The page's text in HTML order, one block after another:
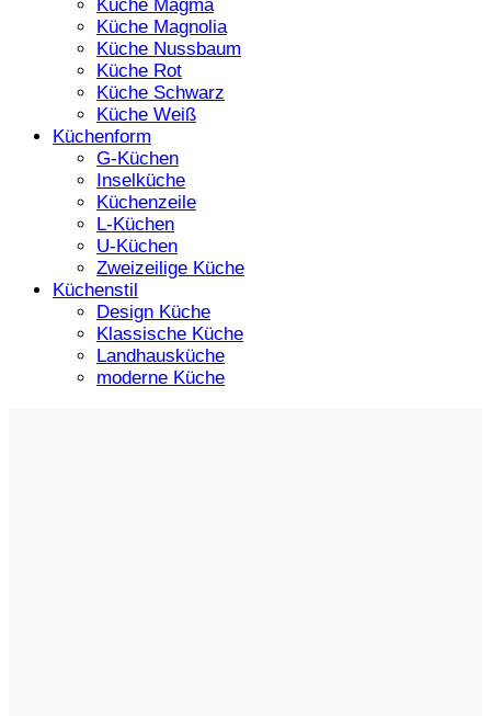
Küche Magma
Küche Magnolia
Küche Nussbaum
Küche Rot
Küche Schwarz
Küche Weiß
Küchenform
G-Küchen
Inselküche
Küchenzeile
L-Küchen
U-Küchen
Zweizeilige Küche
Küchenstil
Design Küche
Klassische Küche
Landhausküche
moderne Küche